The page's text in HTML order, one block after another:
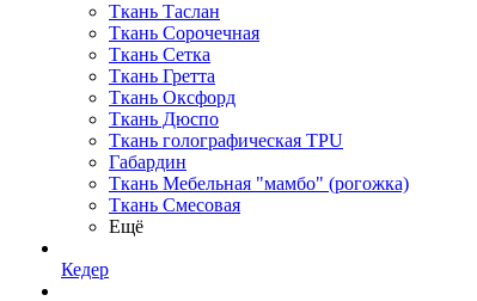
Ткань Таслан
Ткань Сорочечная
Ткань Сетка
Ткань Гретта
Ткань Оксфорд
Ткань Дюспо
Ткань голографическая TPU
Габардин
Ткань Мебельная "мамбо" (рогожка)
Ткань Смесовая
Ещё
Кедер